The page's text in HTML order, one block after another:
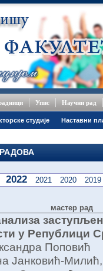
Упис Научни рад
студије Наставни
2022 2021 2020 2019
мастер рад
у Републици
Поповић
Јанковић-